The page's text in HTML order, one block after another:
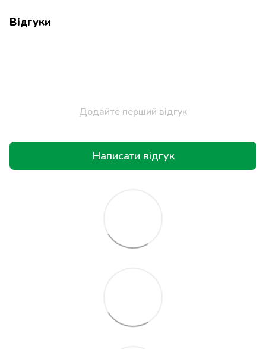
Відгуки
Додайте перший відгук
Написати відгук